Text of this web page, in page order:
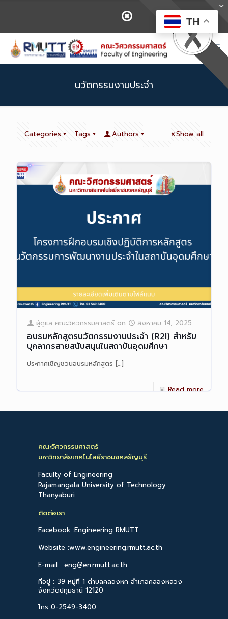
นวัตกรรมงานประจำ
Categories Tags Authors Show all
ผู้ดูแล คณะวิศวกรรมศาสตร์ on สิงหาคม 14, 2025
อบรมหลักสูตรนวัตกรรมงานประจำ (R2I) สำหรับ
บุคลากรสายสนับสนุนในสถาบันอุดมศึกษา
ประกาศเชิญชวนอบรมหลักสูตร […]
Read more
คณะวิศวกรรมศาสตร์
มหาวิทยาลัยเทคโนโลยีราชมงคลธัญบุรี
Faculty of Engineering
Rajamangala University of Technology
Thanyaburi
ติดต่อเรา
Facebook :Engineering RMUTT
Website :www.engineering.rmutt.ac.th
E-mail : eng@en.rmutt.ac.th
ที่อยู่ : 39 หมู่ที่ 1 ตำบลคลองหก อำเภอคลองหลวง
จังหวัดปทุมธานี 12120
โทร 0-2549-3400
TH